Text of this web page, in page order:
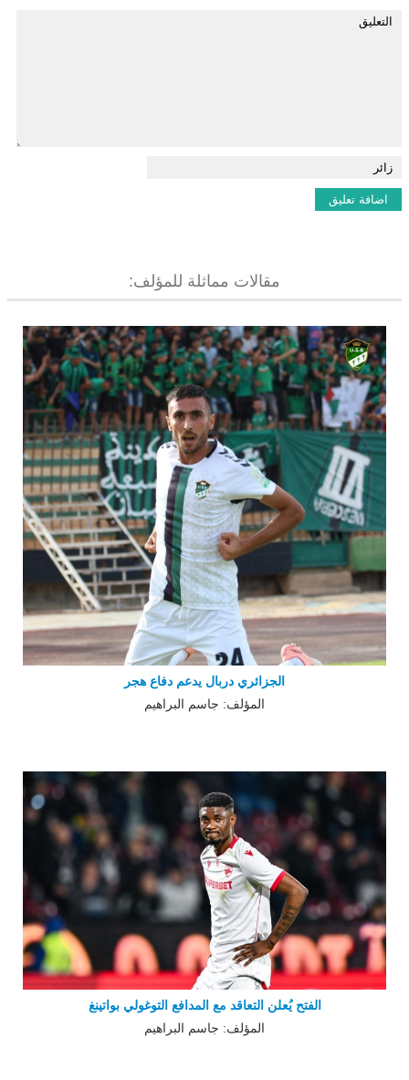
مقالات مماثلة للمؤلف:
الجزائري دربال يدعم دفاع هجر
المؤلف: جاسم البراهيم
الفتح يُعلن التعاقد مع المدافع التوغولي بواتينغ
المؤلف: جاسم البراهيم